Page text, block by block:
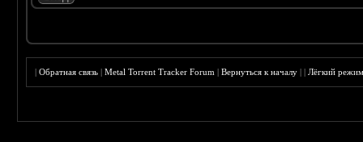
|Обратная связь |Metal Torrent Tracker Forum |Вернуться к началу ||Лёгкий